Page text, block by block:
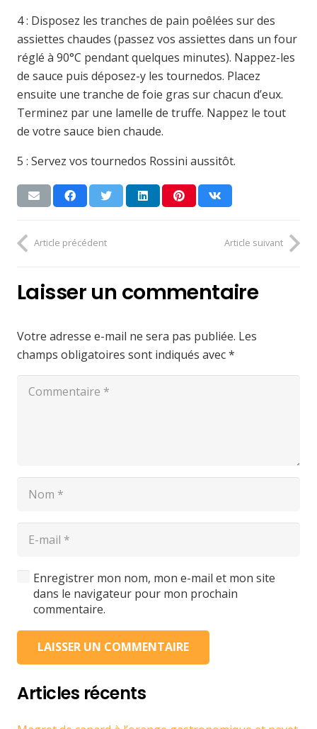
4 : Disposez les tranches de pain poêlées sur des
assiettes chaudes (passez vos assiettes dans un four
réglé à 90°C pendant quelques minutes). Nappez-les
de sauce puis déposez-y les tournedos. Placez
ensuite une tranche de foie gras sur chacun d’eux.
Terminez par une lamelle de truffe. Nappez le tout
de votre sauce bien chaude.
5 : Servez vos tournedos Rossini aussitôt.
Article précédent Article suivant
Laisser un commentaire
Votre adresse e-mail ne sera pas publiée. Les
champs obligatoires sont indiqués avec*
Enregistrer mon nom, mon e-mail et mon site
dans le navigateur pour mon prochain
commentaire.
LAISSER UN COMMENTAIRE
Articles récents